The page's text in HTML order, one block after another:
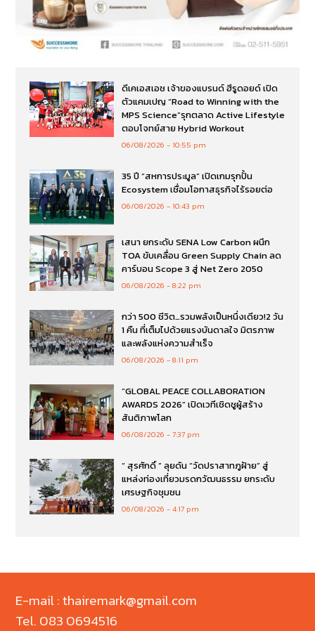
ดีเคเอสเอช เจ้าของแบรนด์ ฮีรูดอยด์ เปิด
ตัวแคมเปญ “Road to Winning with the
MPS Science”รุกตลาด Active Lifestyle
ตอบโจทย์สาย Hybrid Workout
06/08/2026 10:55 pm
35 ปี “สหการประมูล” เปิดเกมรุกปั้น
Ecosystem เชื่อมโอกาสธุรกิจไร้รอยต่อ
06/08/2026 10:43 pm
เสนา ยกระดับ SENA Low Carbon ผนึก
TOA ขับเคลื่อน Green Supply Chain ลด
คาร์บอน Scope 3 สู่ Net Zero 2050
06/08/2026 8:22 pm
กว่า 500 ชีวิต…รวมพลังเป็นหนึ่งเดียว!2 วัน
1 คืน ที่เต็มไปด้วยแรงบันดาลใจ มิตรภาพ
และพลังแห่งความสำเร็จ
06/08/2026 8:11 pm
“GLOBAL PEACE COLLABORATION
AWARDS 2026” เปิดเวทีเชิดชูผู้สร้าง
สันติภาพโลก
06/08/2026 7:37 pm
“ สุรศักดิ์ ” ลุยดัน “วัดปราสาทภูฝ้าย” สู่
แหล่งท่องเที่ยวมรดกวัฒนธรรม ยกระดับ
เศรษฐกิจชุมชน
06/08/2026 4:17 pm
E-mail : thairemark@gmail.com
Tel. 083 0694516